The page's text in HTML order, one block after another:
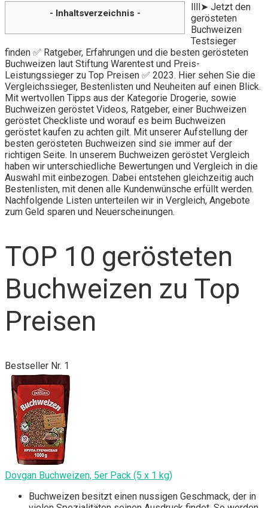
- Inhaltsverzeichnis -
llll➤ Jetzt den
gerösteten
Buchweizen
Testsieger
finden ✅ Ratgeber, Erfahrungen und die besten gerösteten
Buchweizen laut Stiftung Warentest und Preis-
Leistungssieger zu Top Preisen ✅ 2023. Hier sehen Sie die
Vergleichssieger, Bestenlisten und Neuheiten auf einen Blick.
Mit wertvollen Tipps aus der Kategorie Drogerie, sowie
Buchweizen geröstet Videos, Ratgeber, einer Buchweizen
geröstet Checkliste und worauf es beim Buchweizen
geröstet kaufen zu achten gilt. Mit unserer Aufstellung der
besten gerösteten Buchweizen sind sie immer auf der
richtigen Seite. In unserem Buchweizen geröstet Vergleich
haben wir unterschiedliche Bewertungen und Vergleich in die
Auswahl mit einbezogen. Dabei entstehen gleichzeitig auch
Bestenlisten, mit denen alle Kundenwünsche erfüllt werden.
Nachfolgende Listen unterteilen wir in Vergleich, Angebote
zum Geld sparen und Neuerscheinungen.
TOP 10 gerösteten
Buchweizen zu Top
Preisen
Bestseller Nr. 1
Dovgan Buchweizen, 5er Pack (5 x 1 kg)
Buchweizen besitzt einen nussigen Geschmack, der in